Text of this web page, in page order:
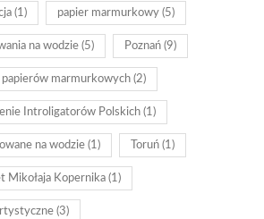
(1) papier marmurkowy (5)
na wodzie (5) Poznań (9)
papierów marmurkowych (2)
Introligatorów Polskich (1)
na wodzie (1) Toruń (1)
Mikołaja Kopernika (1)
(3)